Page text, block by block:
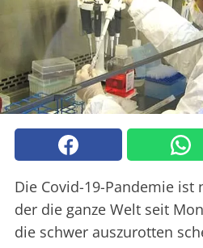
Die Covid-19-Pandemie
der die ganze Welt seit
die schwer auszurotten